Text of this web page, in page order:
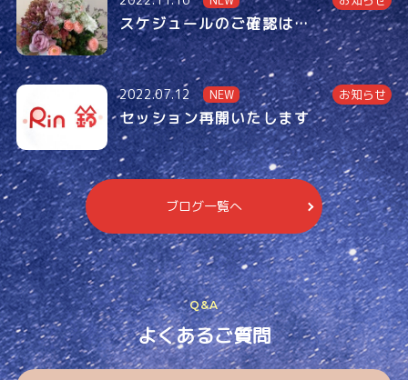
スケジュールのご確認は…
2022.07.12 NEW お知らせ
セッション再開いたします
ブログ一覧へ
Q&A
よくあるご質問